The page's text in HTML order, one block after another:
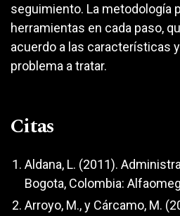
seguimiento. La metodología
herramientas en cada paso,
acuerdo a las características
problema a tratar.
Citas
Aldana, L. (2011).
Bogota, Colombia:
Arroyo, M., y Cárcamo, M.